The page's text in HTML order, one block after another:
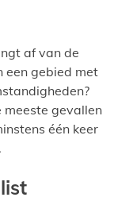
af van de
een gebied met
meeste gevallen
één keer